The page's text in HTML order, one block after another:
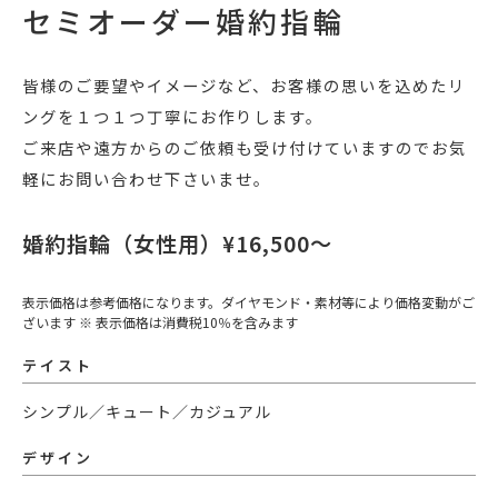
セミオーダー婚約指輪
皆様のご要望やイメージなど、お客様の思いを込めたリ
ングを１つ１つ丁寧にお作りします。
ご来店や遠方からのご依頼も受け付けていますのでお気
軽にお問い合わせ下さいませ。
婚約指輪（女性用）¥16,500〜
表示価格は参考価格になります。ダイヤモンド・素材等により価格変動がご
ざいます ※ 表示価格は消費税10％を含みます
テイスト
シンプル／キュート／カジュアル
デザイン